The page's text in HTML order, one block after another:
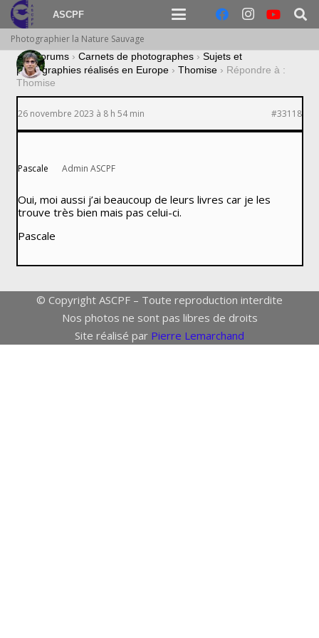
ASCPF
Photographier la Nature Sauvage
› Forums › Carnets de photographes › Sujets et
photographies réalisés en Europe › Thomise › Répondre à :
Thomise
26 novembre 2023 à 8 h 54 min #33118
Pascale Admin ASCPF
Oui, moi aussi j’ai beaucoup de leurs livres car je les
trouve très bien mais pas celui-ci.
Pascale
© Copyright ASCPF – Toute reproduction interdite
Nos photos ne sont pas libres de droits
Site réalisé par Pierre Lemarchand